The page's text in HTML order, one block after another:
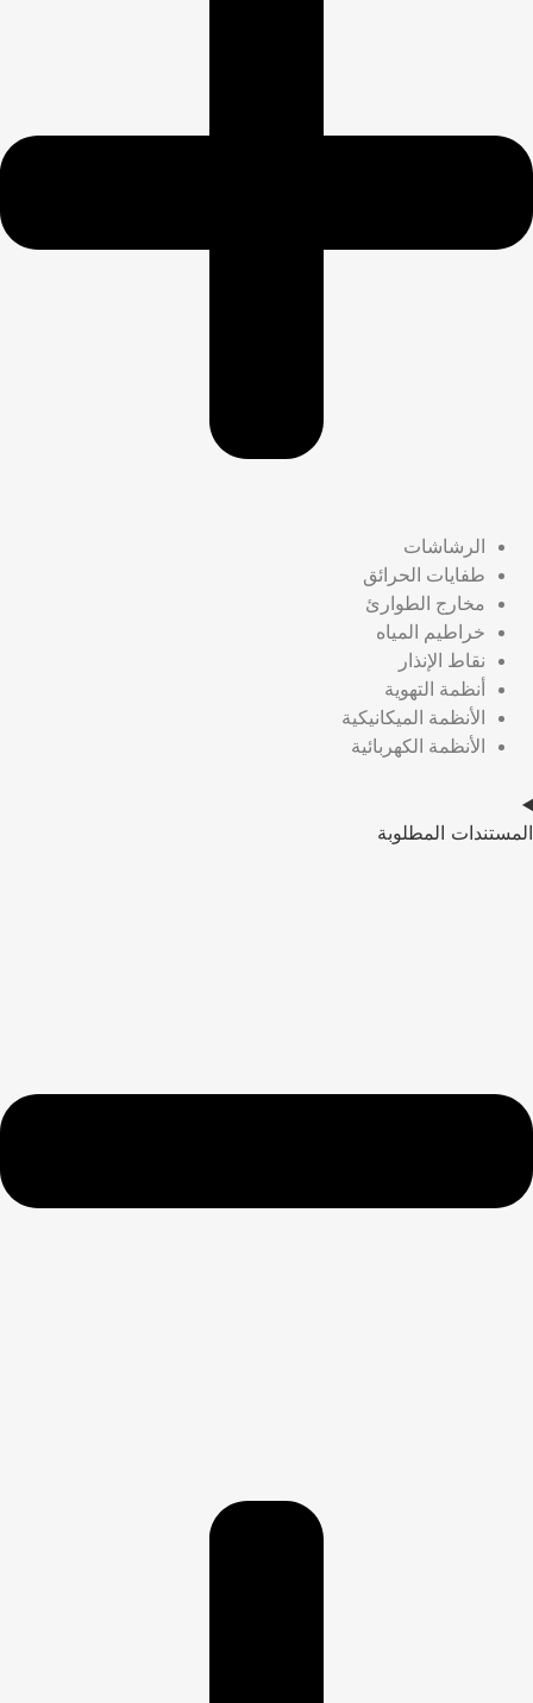
الرشاشات
طفايات الحرائق
مخارج الطوارئ
خراطيم المياه
نقاط الإنذار
أنظمة التهوية
الأنظمة الميكانيكية
الأنظمة الكهربائية
المستندات المطلوبة​